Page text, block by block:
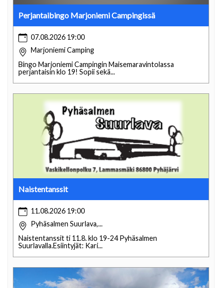
Perjantaibingo Marjoniemi Campingissä
07.08.2026 19:00
Marjoniemi Camping
Bingo Marjoniemi Campingin Maisemaravintolassa
perjantaisin klo 19! Sopii sekä...
Naistentanssit
11.08.2026 19:00
Pyhäsalmen Suurlava,...
Naistentanssit ti 11.8. klo 19-24 Pyhäsalmen
Suurlavalla.Esiintyjät: Kari...